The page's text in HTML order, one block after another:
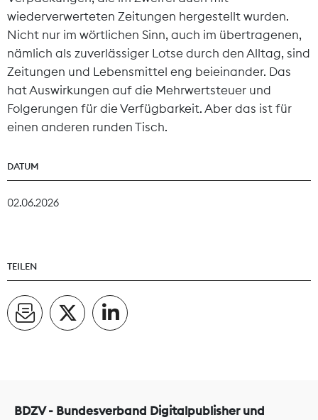
wiederverwerteten Zeitungen hergestellt wurden.
Nicht nur im wörtlichen Sinn, auch im übertragenen,
nämlich als zuverlässiger Lotse durch den Alltag, sind
Zeitungen und Lebensmittel eng beieinander. Das
hat Auswirkungen auf die Mehrwertsteuer und
Folgerungen für die Verfügbarkeit. Aber das ist für
einen anderen runden Tisch.
DATUM
02.06.2026
TEILEN
BDZV - Bundesverband Digitalpublisher und